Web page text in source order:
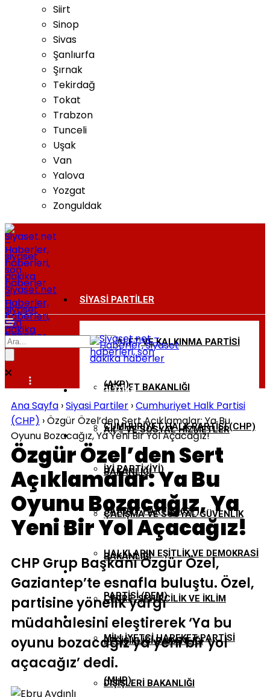
Siirt
Sinop
Sivas
Şanlıurfa
Şırnak
Tekirdağ
Tokat
Trabzon
Tunceli
Uşak
Van
Yalova
Yozgat
Zonguldak
Siyaset.net
–
Haberler,
siyaset
haberleri,
son
dakika
haberler
SIYASI PARTILER
ADALET VE KALKINMA PARTISI
(AKP)
CUMHURIYET HALK PARTISI (CHP)
İYI PARTI (İYİ)
SAADET PARTISI (SP)
HALKLARIN EŞITLIK VE DEMOKRASI
PARTISI (DEM)
MILLIYETÇI HAREKET PARTISI
(MHP)
BAKANLIKLAR
ADALET BAKANLIĞI
AILE VE SOSYAL HIZMETLER
BAKANLIĞI
ÇALIŞMA VE SOSYAL GÜVENLIK
BAKANLIĞI
ÇEVRE, ŞEHIRCILIK VE İKLIM
DEĞIŞIKLIĞI BAKANLIĞI
DIŞIŞLERI BAKANLIĞI
DIŞ POLITIKA
EKONOMI
GÜNDEM
TBMM
YEREL YÖNETIMLER
Ana Sayfa ›Siyasi Partiler ›Cumhuriyet Halk Partisi
(CHP) ›Özgür Özel’den Sert Açıklamalar: Ya Bu
Oyunu Bozacağız, Ya Yeni Bir Yol Açacağız!
Özgür Özel’den Sert
Açıklamalar: Ya Bu
Oyunu Bozacağız, Ya
Yeni Bir Yol Açacağız!
CHP Grup Başkanı Özgür Özel,
Gaziantep’te esnafla buluştu. Özel,
partisine yönelik yargı
müdahalesini eleştirerek ‘Ya bu
oyunu bozacağız ya yeni bir yol
açacağız’ dedi.